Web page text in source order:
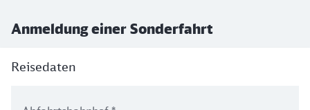
Anmeldung einer Sonderfahrt
Reisedaten